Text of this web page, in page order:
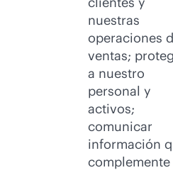
nuestras
operaciones
ventas;
a nuestro
personal y
activos;
comunicar
información
complemente